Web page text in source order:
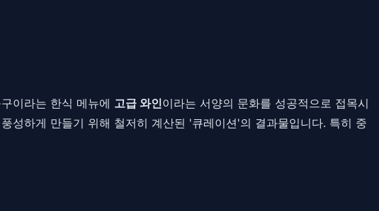
이라는 한식 메뉴에 고급 와인이라는 서양의 문화를 성공적으로 접목시
성하게 만들기 위해 철저히 계산된 '큐레이션'의 결과물입니다. 특히 중